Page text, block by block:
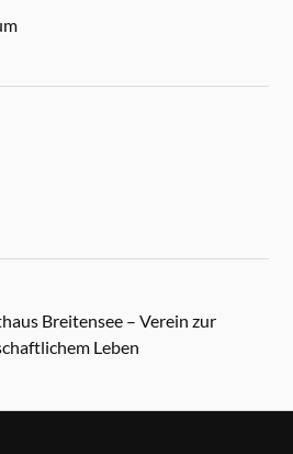
Breitensee – Verein zur
Leben